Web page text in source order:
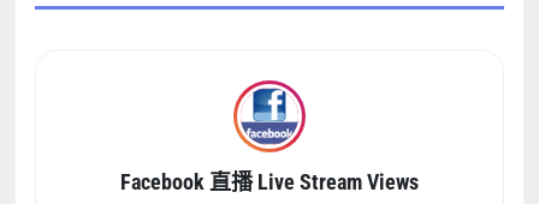
Facebook 直播 Live Stream Views